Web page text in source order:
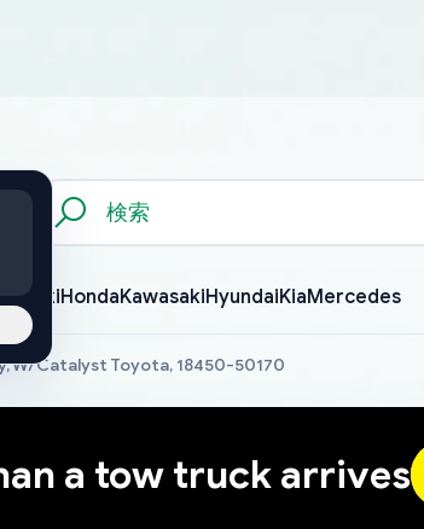
SuzukiHondaKawasakiHyundaiKiaMercedes
W/Catalyst Toyota, 18450-50170
a tow truck arrives